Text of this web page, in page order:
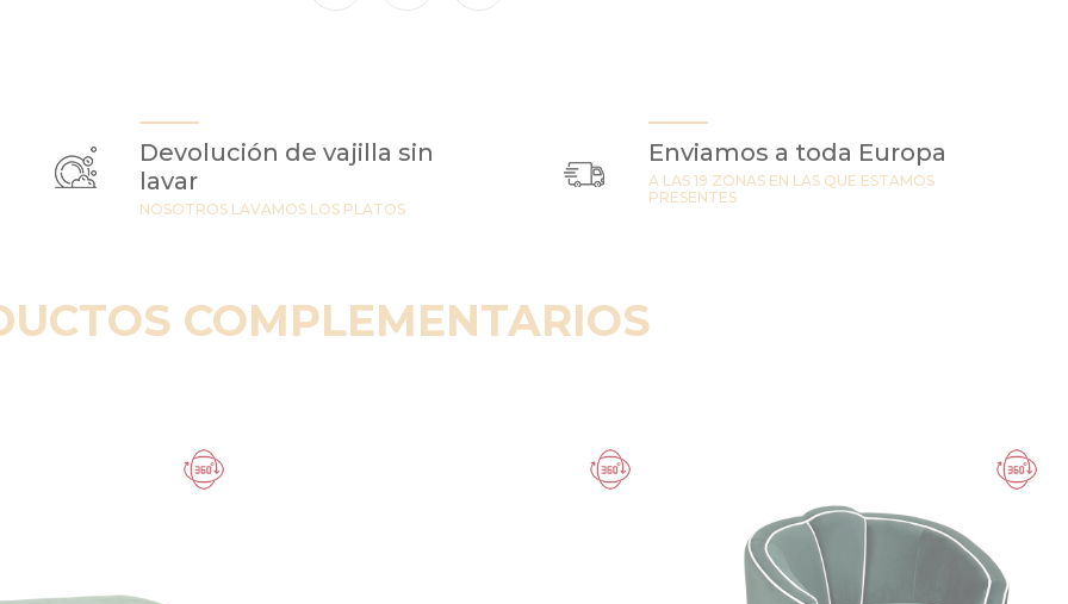
Devolución de vajilla sin
lavar
NOSOTROS LAVAMOS LOS PLATOS
Enviamos a toda Europa
A LAS 19 ZONAS EN LAS QUE ESTAMOS
PRESENTES
COMPLEMENTARIOS